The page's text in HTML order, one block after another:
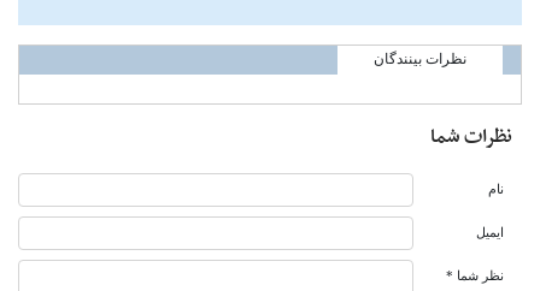
نظرات بینندگان
نظرات شما
نام
ایمیل
نظر شما *